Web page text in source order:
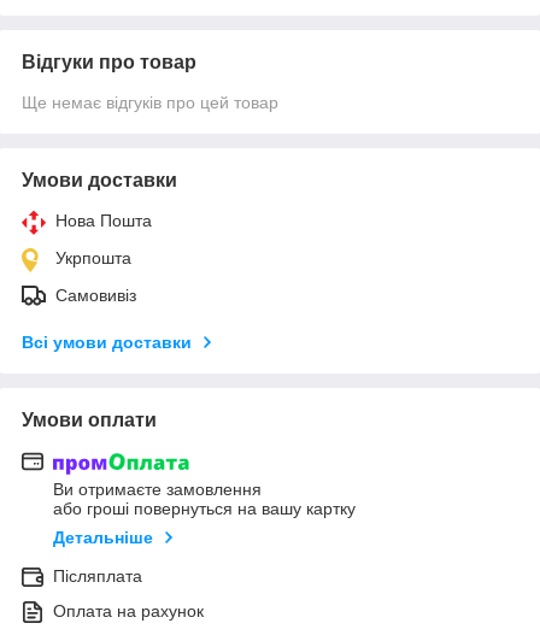
Відгуки про товар
Ще немає відгуків про цей товар
Умови доставки
Нова Пошта
Укрпошта
Самовивіз
Всі умови доставки
Умови оплати
Ви отримаєте замовлення
або гроші повернуться на вашу картку
Детальніше
Післяплата
Оплата на рахунок